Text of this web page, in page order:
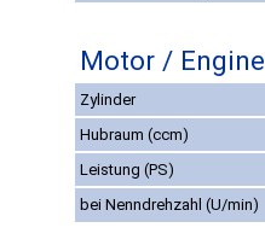
Motor / Engine
Zylinder
Hubraum (ccm)
Leistung (PS)
bei Nenndrehzahl (U/min)